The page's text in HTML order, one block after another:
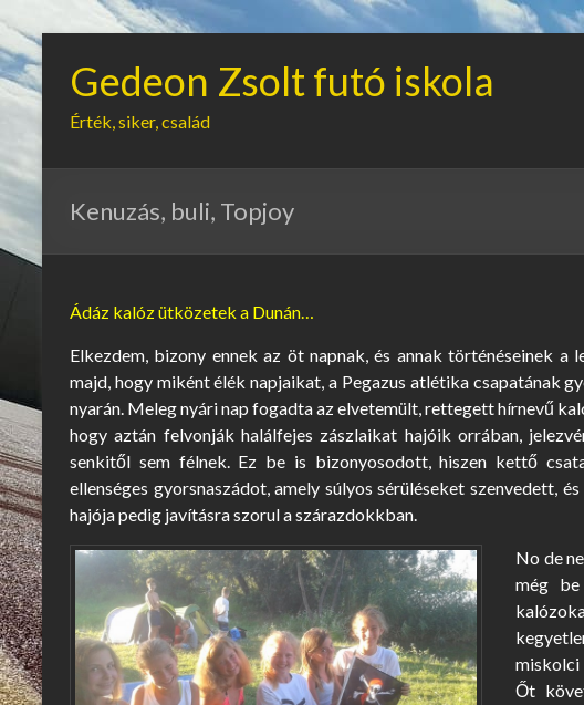
Gedeon Zsolt futó iskola
Érték, siker, család
Kenuzás, buli, Topjoy
Ádáz kalóz ütközetek a Dunán…
Elkezdem, bizony ennek az öt napnak, és annak történéseinek a
majd, hogy miként élék napjaikat, a Pegazus atlétika csapatának
nyarán. Meleg nyári nap fogadta az elvetemült, rettegett hírnevű
hogy aztán felvonják halálfejes zászlaikat hajóik orrában,
senkitől sem félnek. Ez be is bizonyosodott, hiszen kettő
ellenséges gyorsnaszádot, amely súlyos sérüléseket szenvedett,
hajója pedig javításra szorul a szárazdokkban.
No de
még
miskolci
Őt